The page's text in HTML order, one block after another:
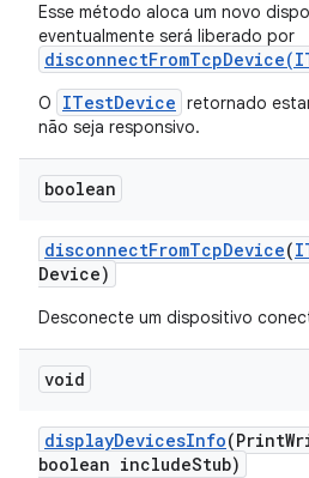
Esse método aloca um novo
eventualmente será liberado por
O ITestDevice retornado
não seja responsivo.
boolean
disconnectFromTcpDevice(
Device)
Desconecte um dispositivo
void
displayDevicesInfo(Print
boolean includeStub)